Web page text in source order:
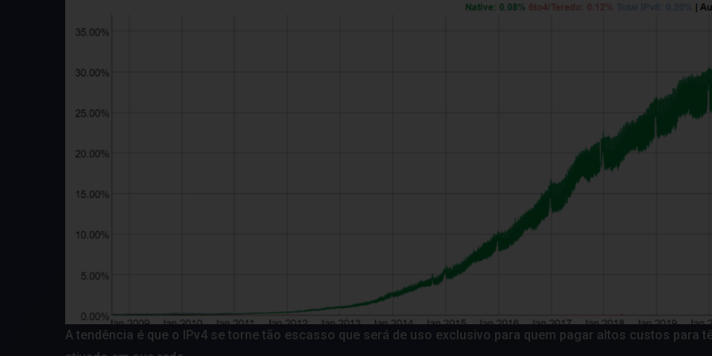
A tendência é que o IPv4 se torne tão escasso que será de uso exclusivo para quem pagar altos custos para